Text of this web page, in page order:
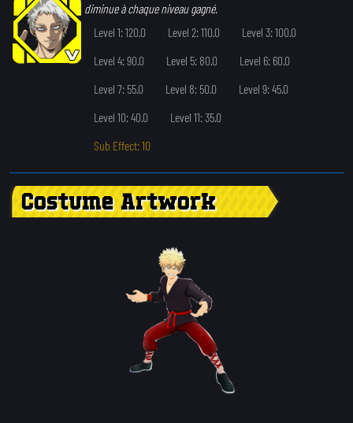
diminue à chaque niveau gagné.
Level 1: 120.0
Level 2: 110.0
Level 3: 100.0
Level 4: 90.0
Level 5: 80.0
Level 6: 60.0
Level 7: 55.0
Level 8: 50.0
Level 9: 45.0
Level 10: 40.0
Level 11: 35.0
Sub Effect: 10
Costume Artwork